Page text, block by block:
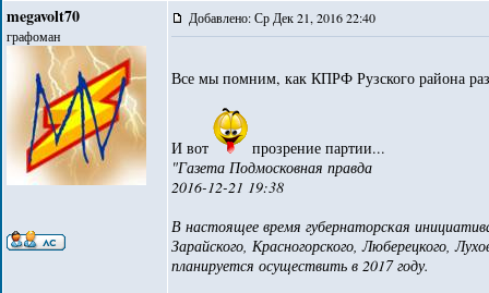
megavolt70
графоман
Добавлено: Ср Дек 21, 2016 22:40
Все мы помним, как КПРФ Рузского района
И вот
прозрение партии...
"Газета Подмосковная правда
2016-12-21 19:38
В настоящее время губернаторская
Зарайского, Красногорского, Люберецкого,
планируется осуществить в 2017 году.